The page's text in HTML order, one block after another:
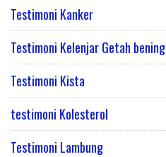
Testimoni Kanker
Testimoni Kelenjar Getah bening
Testimoni Kista
testimoni Kolesterol
Testimoni Lambung